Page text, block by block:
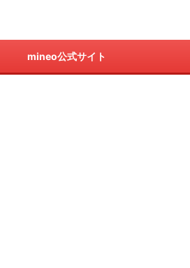
mineo公式サイト